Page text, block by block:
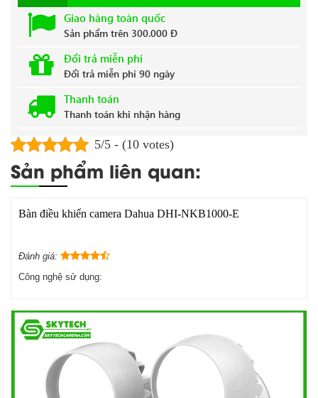
Giao hàng toàn quốc
Sản phẩm trên 300.000 Đ
Đổi trả miễn phí
Đổi trả miễn phí 90 ngày
Thanh toán
Thanh toán khi nhận hàng
5/5 - (10 votes)
Sản phẩm liên quan:
Bàn điều khiển camera Dahua DHI-NKB1000-E
Đánh giá:
Công nghệ sử dụng: